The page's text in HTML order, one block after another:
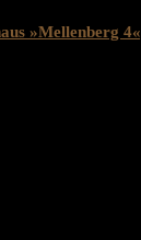
»Mellenberg